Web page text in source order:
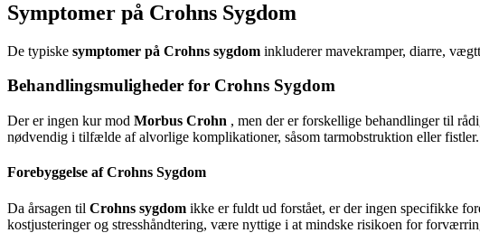
Symptomer på Crohns Sygdom
De typiske symptomer på Crohns sygdom inkluderer mavekramper, diarre,
Behandlingsmuligheder for Crohns Sygdom
Der er ingen kur mod Morbus Crohn , men der er forskellige behandlinger til
nødvendig i tilfælde af alvorlige komplikationer, såsom tarmobstruktion eller fistler.
Forebyggelse af Crohns Sygdom
Da årsagen til Crohns sygdom ikke er fuldt ud forstået, er der ingen specifikke
kostjusteringer og stresshåndtering, være nyttige i at mindske risikoen for